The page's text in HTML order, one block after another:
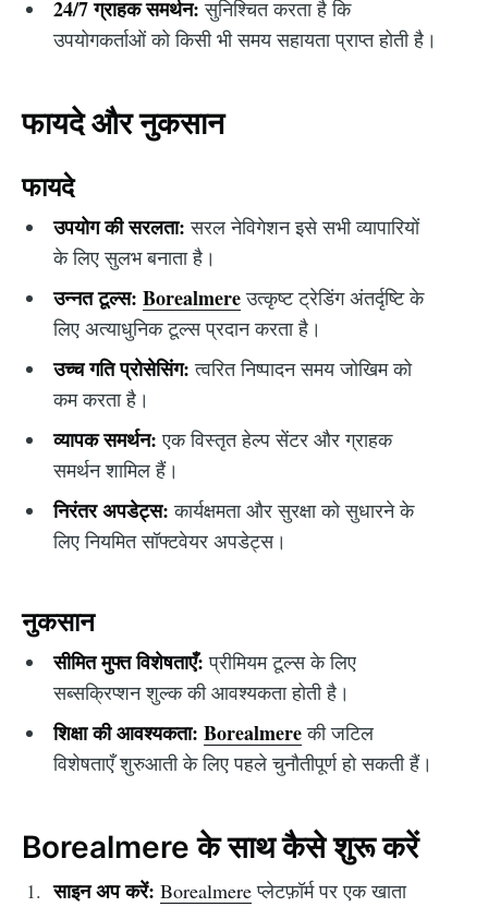
24/7 ग्राहक समर्थन: सुनिश्चित करता है कि
उपयोगकर्ताओं को किसी भी समय सहायता प्राप्त होती है।
फायदे और नुकसान
फायदे
उपयोग की सरलता: सरल नेविगेशन इसे सभी व्यापारियों
के लिए सुलभ बनाता है।
उन्नत टूल्स: Borealmereउत्कृष्ट ट्रेडिंग अंतर्दृष्टि के
लिए अत्याधुनिक टूल्स प्रदान करता है।
उच्च गति प्रोसेसिंग: त्वरित निष्पादन समय जोखिम को
कम करता है।
व्यापक समर्थन: एक विस्तृत हेल्प सेंटर और ग्राहक
समर्थन शामिल हैं।
निरंतर अपडेट्स: कार्यक्षमता और सुरक्षा को सुधारने के
लिए नियमित सॉफ्टवेयर अपडेट्स।
नुकसान
सीमित मुफ्त विशेषताएँ: प्रीमियम टूल्स के लिए
सब्सक्रिप्शन शुल्क की आवश्यकता होती है।
शिक्षा की आवश्यकता: Borealmereकी जटिल
विशेषताएँ शुरुआती के लिए पहले चुनौतीपूर्ण हो सकती हैं।
Borealmere के साथ कैसे शुरू करें
साइन अप करें: Borealmereप्लेटफ़ॉर्म पर एक खाता